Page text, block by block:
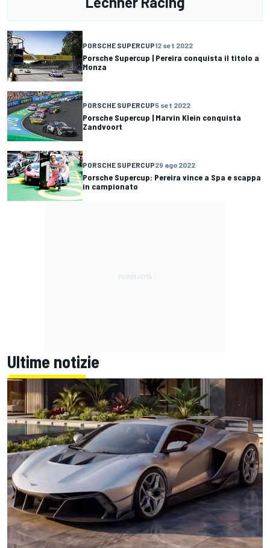
PORSCHE SUPERCUP12 set 2022
Porsche Supercup | Pereira conquista il titolo a
Monza
PORSCHE SUPERCUP5 set 2022
Porsche Supercup | Marvin Klein conquista
Zandvoort
PORSCHE SUPERCUP29 ago 2022
Porsche Supercup: Pereira vince a Spa e scappa
in campionato
Ultime notizie